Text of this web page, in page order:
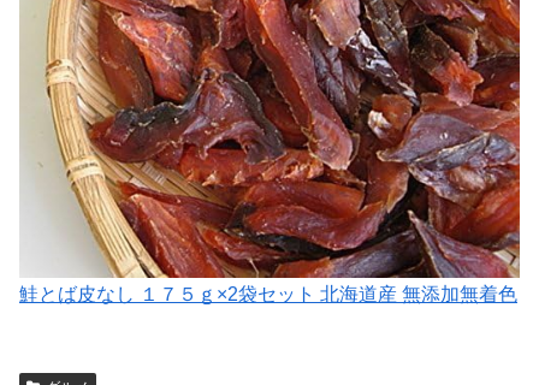
鮭とば皮なし １７５ｇ×2袋セット 北海道産 無添加無着色